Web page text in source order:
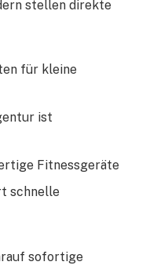
stellen direkte
für kleine
ist
Fitnessgeräte
schnelle
sofortige